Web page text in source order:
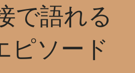
で語れる
ピソード